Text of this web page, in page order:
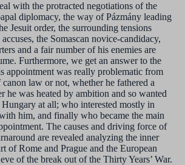
with the protracted negotiations of the
diplomacy, the way of Pázmány leading
Jesuit order, the surrounding tensions
the Somascan novice-candidacy,
and a fair number of his enemies are
Furthermore, we get an answer to the
appointment was really problematic from
law or not, whether he fathered a
he was heated by ambition and so wanted
at all; who interested mostly in
him, and finally who became the main
The causes and driving force of
are revealed analyzing the inner
of Rome and Prague and the European
of the break out of the Thirty Years’ War.